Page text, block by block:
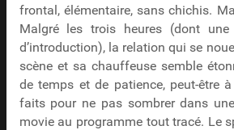
frontal, élémentaire, sans chichis.
Malgré les trois heures (dont une
d’introduction), la relation qui se
scène et sa chauffeuse semble
de temps et de patience, peut-être
faits pour ne pas sombrer dans
movie au programme tout tracé. Le